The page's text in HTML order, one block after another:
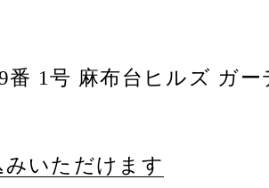
番 1号 麻布台ヒルズ ガー
いただけます